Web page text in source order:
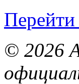
Перейти
© 2026